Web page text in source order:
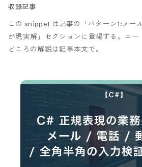
収録記事
この snippet は記事の「パターン1:メー
が現実解」セクションに登場する。
コー
どころの解説は記事本文で。